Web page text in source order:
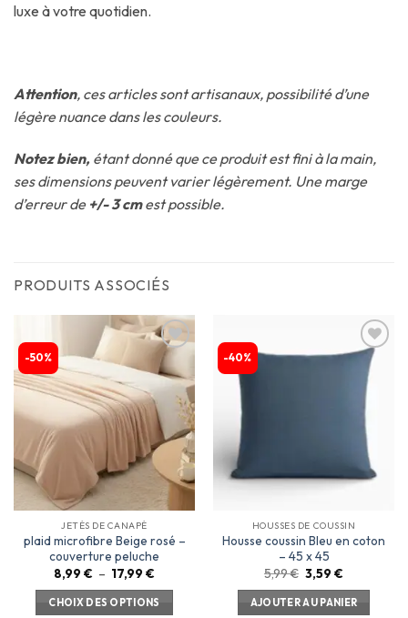
luxe à votre quotidien.
Attention, ces articles sont artisanaux, possibilité d’une
légère nuance dans les couleurs.
Notez bien, étant donné que ce produit est fini à la main,
ses dimensions peuvent varier légèrement. Une marge
d’erreur de +/- 3 cmest possible.
PRODUITS ASSOCIÉS
-50%
Ajouter
à la
liste
d’envies
JETÉS DE CANAPÉ
plaid microfibre Beige rosé –
couverture peluche
8,99 € – 17,99 €
CHOIX DES OPTIONS
-40%
Ajouter
à la
liste
d’envies
HOUSSES DE COUSSIN
Housse coussin Bleu en coton
– 45 x 45
5,99€ 3,59€
AJOUTER AU PANIER